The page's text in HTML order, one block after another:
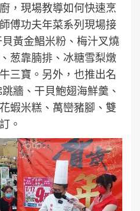
，現場教導如何快速烹
傅功夫年菜系列現場接
黃金鯧米粉、梅汁叉燒
葱靠腩排、冰糖雪梨燉
三寶。另外，也推出名
牆、干貝鮑翅海鮮羹、
蝦米糕、萬巒豬腳、雙
。